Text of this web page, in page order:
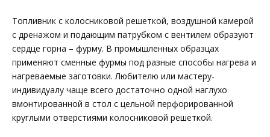
Топливник с колосниковой решеткой, воздушной камерой
с дренажом и подающим патрубком с вентилем образуют
сердце горна – фурму. В промышленных образцах
применяют сменные фурмы под разные способы нагрева и
нагреваемые заготовки. Любителю или мастеру-
индивидуалу чаще всего достаточно одной наглухо
вмонтированной в стол с цельной перфорированной
круглыми отверстиями колосниковой решеткой.